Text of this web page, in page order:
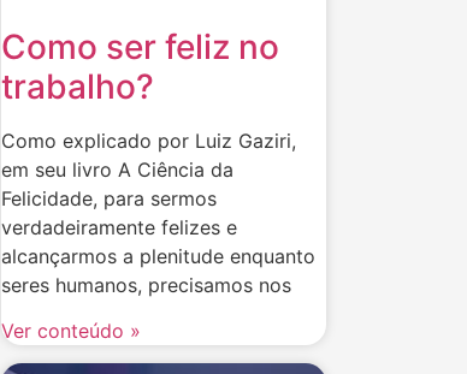
Como ser feliz no
trabalho?
Como explicado por Luiz Gaziri,
em seu livro A Ciência da
Felicidade, para sermos
verdadeiramente felizes e
alcançarmos a plenitude enquanto
seres humanos, precisamos nos
Ver conteúdo »